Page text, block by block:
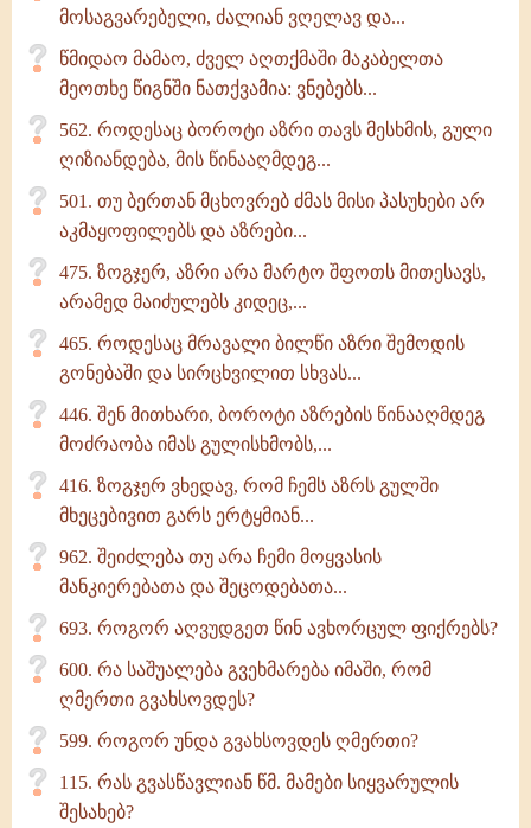
მოსაგვარებელი, ძალიან ვღელავ და...
წმიდაო მამაო, ძველ აღთქმაში მაკაბელთა
მეოთხე წიგნში ნათქვამია: ვნებებს...
562. როდესაც ბოროტი აზრი თავს მესხმის, გული
ღიზიანდება, მის წინააღმდეგ...
501. თუ ბერთან მცხოვრებ ძმას მისი პასუხები არ
აკმაყოფილებს და აზრები...
475. ზოგჯერ, აზრი არა მარტო შფოთს მითესავს,
არამედ მაიძულებს კიდეც,...
465. როდესაც მრავალი ბილწი აზრი შემოდის
გონებაში და სირცხვილით სხვას...
446. შენ მითხარი, ბოროტი აზრების წინააღმდეგ
მოძრაობა იმას გულისხმობს,...
416. ზოგჯერ ვხედავ, რომ ჩემს აზრს გულში
მხეცებივით გარს ერტყმიან...
962. შეიძლება თუ არა ჩემი მოყვასის
მანკიერებათა და შეცოდებათა...
693. როგორ აღვუდგეთ წინ ავხორცულ ფიქრებს?
600. რა საშუალება გვეხმარება იმაში, რომ
ღმერთი გვახსოვდეს?
599. როგორ უნდა გვახსოვდეს ღმერთი?
115. რას გვასწავლიან წმ. მამები სიყვარულის
შესახებ?